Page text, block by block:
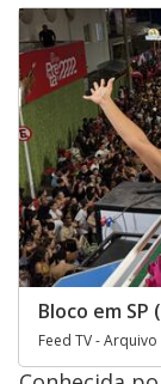
Bloco em
Feed TV -